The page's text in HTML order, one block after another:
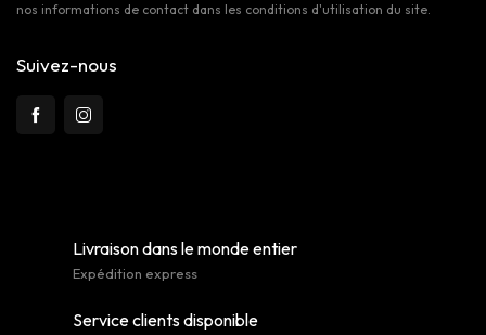
nos informations de contact dans les conditions d'utilisation du site.
Suivez-nous
Livraison dans le monde entier
Expédition express
Service clients disponible